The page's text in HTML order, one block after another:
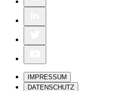
IMPRESSUM
DATENSCHUTZ